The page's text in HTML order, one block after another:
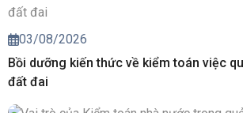
03/08/2026
Bồi dưỡng kiến thức về kiểm toán việc
đất đai